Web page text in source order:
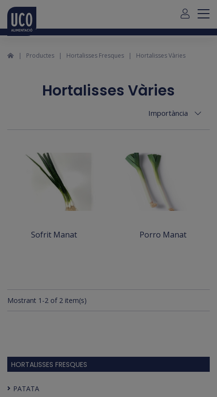
Per a serveis a fora de Mallorca, si us plau contacteu amb
Català
Productes Hortalisses Fresques Hortalisses Vàries
Hortalisses Vàries
Importància
Sofrit Manat Porro Manat
Mostrant 1-2 of 2 item(s)
HORTALISSES FRESQUES
PATATA